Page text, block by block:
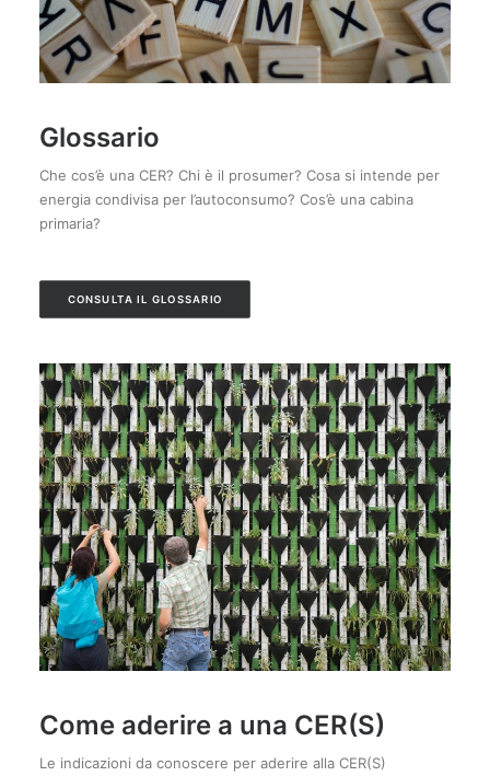
Glossario
Che cos’è una CER? Chi è il prosumer? Cosa si intende per
energia condivisa per l’autoconsumo? Cos’è una cabina
primaria?
CONSULTA IL GLOSSARIO
Come aderire a una CER(S)
Le indicazioni da conoscere per aderire alla CER(S)